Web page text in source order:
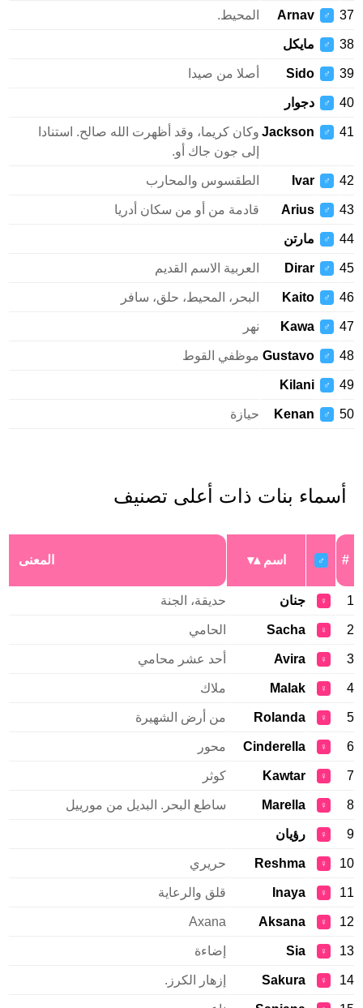
37
♂
Arnav المحيط.
38
♂ مايكل
39
♂
Sido أصلا من صيدا
40
♂ دجوار
41
♂
Jackson وكان كريما، وقد أظهرت الله صالح. استنادا
إلى جون جاك أو.
42
♂
Ivar الطقسوس والمحارب
43
♂
Arius قادمة من أو من سكان أدريا
44
♂ مارتن
45
♂
Dirar العربية الاسم القديم
46
♂
Kaito البحر، المحيط، حلق، سافر
47
♂
Kawa نهر
48
♂
Gustavo موظفي القوط
49
♂
Kilani
50
♂
Kenan حيازة
أسماء بنات ذات أعلى تصنيف
#
♂ اسم المعنى
1
♀ جنان حديقة، الجنة
2
♀
Sacha الحامي
3
♀
Avira أحد عشر محامي
4
♀
Malak ملاك
5
♀
Rolanda من أرض الشهيرة
6
♀
Cinderella محور
7
♀
Kawtar كوثر
8
♀
Marella ساطع البحر. البديل من مورييل
9
♀ رؤيان
10
♀
Reshma حريري
11
♀
Inaya قلق والرعاية
12
♀
Aksana
Axana
13
♀
Sia إضاءة
14
♀
Sakura إزهار الكرز.